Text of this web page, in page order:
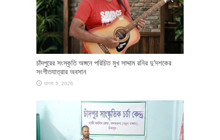
চাঁদপুরের সংস্কৃতি অঙ্গনে পরিচিত মুখ সাদ্দাম রনির দু’দশকের
সংগীতযাত্রার অবসান
আগস্ট 5, 2026